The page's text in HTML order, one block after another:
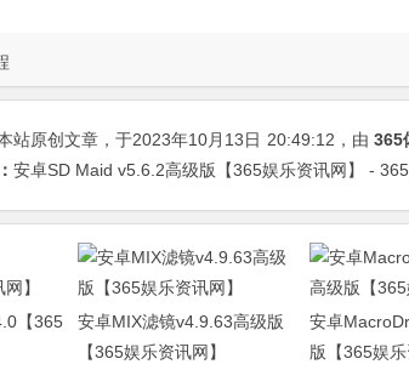
站原创文章，于2023年10月13日 20:49:12 ，由 365
安卓SD Maid v5.6.2高级版【365娱乐资讯网】 -
【365
安卓MIX滤镜v4.9.63高级版
【365娱乐资讯网】
安卓
版【365娱乐